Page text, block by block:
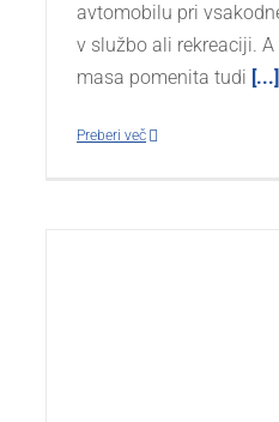
avtomobilu pri
v službo ali rekreaciji.
masa pomenita tudi [...]
Preberi več